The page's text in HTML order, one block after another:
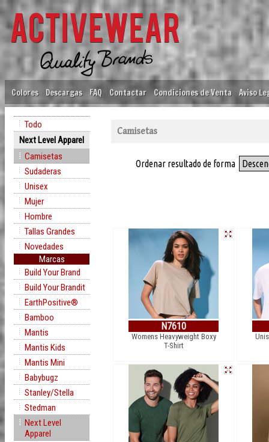
Colores Descargas FAQ Contactar Condiciones de Venta Aviso
Todo
Next Level Apparel
Camisetas
Sudaderas
Unisex
Mujer
Hombre
Tallas Grandes
Novedades
Marcas
Build Your Brand
Build Your Brandit
EarthPositive®
Bamboo
Mantis
Mantis Kids
Mantis Mini
Babybugz
Stanley/Stella
Stedman
Next Level
Apparel
Camisetas
Ordenar resultado de forma
N7610
Womens Heavyweight Boxy
T-Shirt